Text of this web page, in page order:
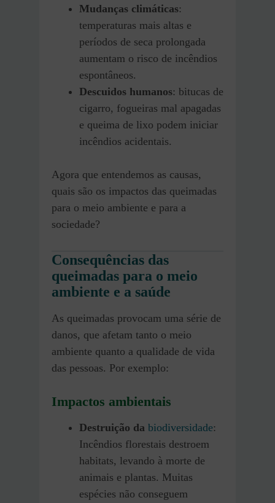
Mudanças climáticas:
temperaturas mais altas e
períodos de seca prolongada
aumentam o risco de incêndios
espontâneos.
Descuidos humanos: bitucas de
cigarro, fogueiras mal apagadas
e queima de lixo podem iniciar
incêndios acidentais.
Agora que entendemos as causas,
quais são os impactos das queimadas
para o meio ambiente e para a
sociedade?
Consequências das
queimadas para o meio
ambiente e a saúde
As queimadas provocam uma série de
danos, que afetam tanto o meio
ambiente quanto a qualidade de vida
das pessoas. Por exemplo:
Impactos ambientais
Destruição da biodiversidade:
Incêndios florestais destroem
habitats, levando à morte de
animais e plantas. Muitas
espécies não conseguem